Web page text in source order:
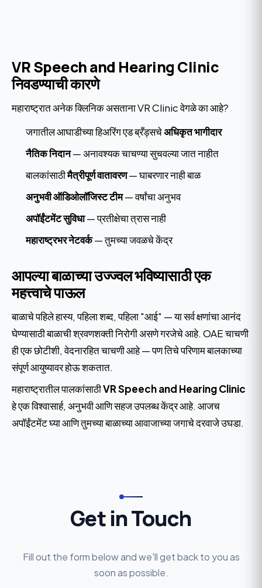
VR Speech and Hearing Clinic
निवडण्याची कारणे
महाराष्ट्रात अनेक क्लिनिक असताना VR Clinic वेगळे का आहे?
जगातील आघाडीच्या हिअरिंग एड ब्रँड्सचेअधिकृत भागीदार
नैतिक निदान— अनावश्यक चाचण्या सुचवल्या जात नाहीत
बालकांसाठीमैत्रीपूर्ण वातावरण— घाबरणार नाही बाळ
अनुभवी ऑडिओलॉजिस्ट टीम— वर्षांचा अनुभव
अपॉईंटमेंट सुविधा— प्रतीक्षेचा त्रास नाही
महाराष्ट्रभर नेटवर्क— तुमच्या जवळचे केंद्र
आपल्या बाळाच्या उज्ज्वल भविष्यासाठी एक
महत्त्वाचे पाऊल
बाळाचे पहिले हास्य, पहिला शब्द, पहिला "आई" — या सर्व क्षणांचा आनंद
घेण्यासाठी बाळाची श्रवणशक्ती निरोगी असणे गरजेचे आहे. OAE चाचणी
ही एक छोटीशी, वेदनारहित चाचणी आहे — पण तिचे परिणाम बालकाच्या
संपूर्ण आयुष्यावर होऊ शकतात.
महाराष्ट्रातील पालकांसाठीVR Speech and Hearing Clinic
हे एक विश्वासार्ह, अनुभवी आणि सहज उपलब्ध केंद्र आहे. आजच
अपॉईंटमेंट घ्या आणि तुमच्या बाळाच्या आवाजाच्या जगाचे दरवाजे उघडा.
Get in Touch
Fill out the form below and we'll get back to you as
soon as possible.